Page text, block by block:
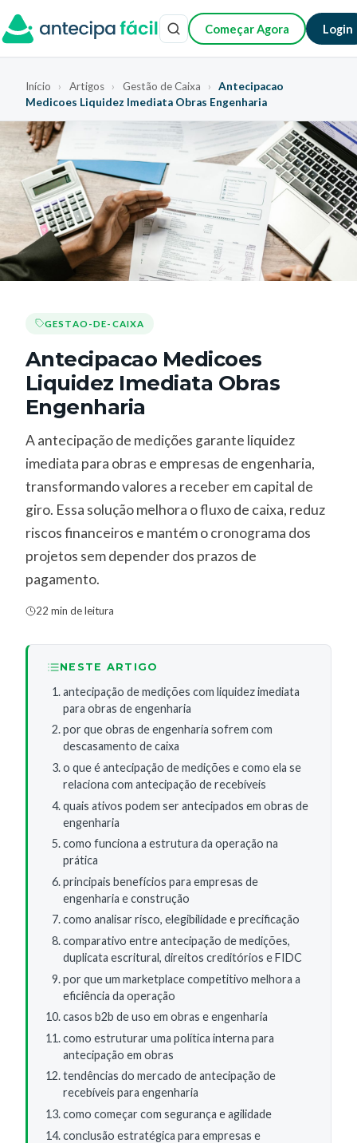
Começar Agora Login
Início › Artigos › Gestão de Caixa ›
Antecipacao
Medicoes Liquidez Imediata Obras Engenharia
GESTAO-DE-CAIXA
Antecipacao Medicoes
Liquidez Imediata Obras
Engenharia
A antecipação de medições garante liquidez
imediata para obras e empresas de engenharia,
transformando valores a receber em capital de
giro. Essa solução melhora o fluxo de caixa, reduz
riscos financeiros e mantém o cronograma dos
projetos sem depender dos prazos de
pagamento.
22 min de leitura
NESTE ARTIGO
antecipação de medições com liquidez imediata
para obras de engenharia
por que obras de engenharia sofrem com
descasamento de caixa
o que é antecipação de medições e como ela se
relaciona com antecipação de recebíveis
quais ativos podem ser antecipados em obras de
engenharia
como funciona a estrutura da operação na
prática
principais benefícios para empresas de
engenharia e construção
como analisar risco, elegibilidade e precificação
comparativo entre antecipação de medições,
duplicata escritural, direitos creditórios e FIDC
por que um marketplace competitivo melhora a
eficiência da operação
casos b2b de uso em obras e engenharia
como estruturar uma política interna para
antecipação em obras
tendências do mercado de antecipação de
recebíveis para engenharia
como começar com segurança e agilidade
conclusão estratégica para empresas e